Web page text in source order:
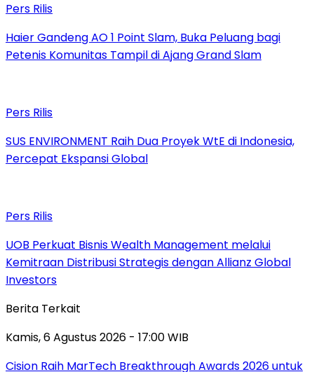
Pers Rilis
Haier Gandeng AO 1 Point Slam, Buka Peluang bagi
Petenis Komunitas Tampil di Ajang Grand Slam
Pers Rilis
SUS ENVIRONMENT Raih Dua Proyek WtE di Indonesia,
Percepat Ekspansi Global
Pers Rilis
UOB Perkuat Bisnis Wealth Management melalui
Kemitraan Distribusi Strategis dengan Allianz Global
Investors
Berita Terkait
Kamis, 6 Agustus 2026 - 17:00 WIB
Cision Raih MarTech Breakthrough Awards 2026 untuk